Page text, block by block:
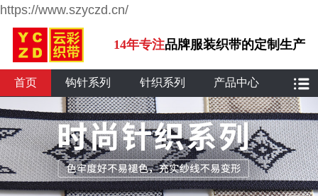
https://www.szyczd.cn/
14年专注品牌服装织带的定制生产
首页 钩针系列 针织系列 产品中心